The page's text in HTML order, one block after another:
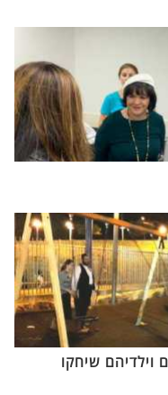
וילדיהם שיחקו